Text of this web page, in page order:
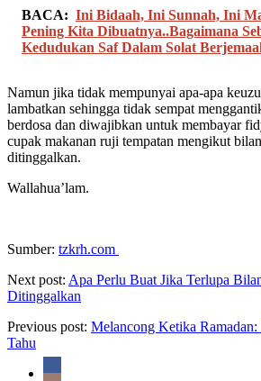
BACA: Ini Bidaah, Ini Sunnah, Ini
Pening Kita Dibuatnya..Bagaimana
Kedudukan Saf Dalam Solat
Namun jika tidak mempunyai apa-apa
lambatkan sehingga tidak sempat
berdosa dan diwajibkan untuk membayar
cupak makanan ruji tempatan mengikut
ditinggalkan.
Wallahua’lam.
Sumber: tzkrh.com
Next post: Apa Perlu Buat Jika Terlupa
Ditinggalkan
Previous post: Melancong Ketika
Tahu